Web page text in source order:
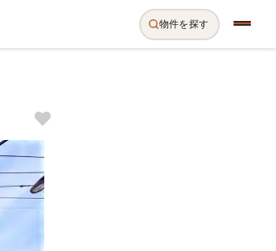
物件を探す